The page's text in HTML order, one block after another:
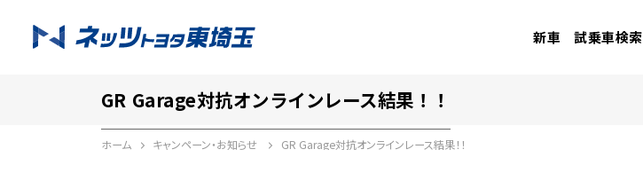
新車 試乗車検索
GR Garage対抗オンラインレース結果！！
ホーム キャンペーン・お知らせ GR Garage対抗オンラインレース結果！！